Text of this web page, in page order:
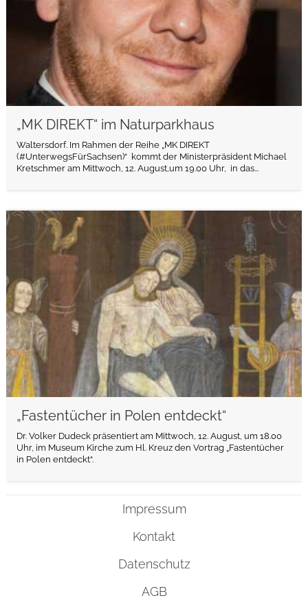
„MK DIREKT“ im Naturparkhaus
Waltersdorf. Im Rahmen der Reihe „MK DIREKT
(#UnterwegsFürSachsen)“ kommt der Ministerpräsident Michael
Kretschmer am Mittwoch, 12. August,um 19.00 Uhr, in das...
„Fastentücher in Polen entdeckt“
Dr. Volker Dudeck präsentiert am Mittwoch, 12. August, um 18.00
Uhr, im Museum Kirche zum Hl. Kreuz den Vortrag „Fastentücher
in Polen entdeckt“.
weiterlesen
Impressum
Kontakt
Datenschutz
AGB